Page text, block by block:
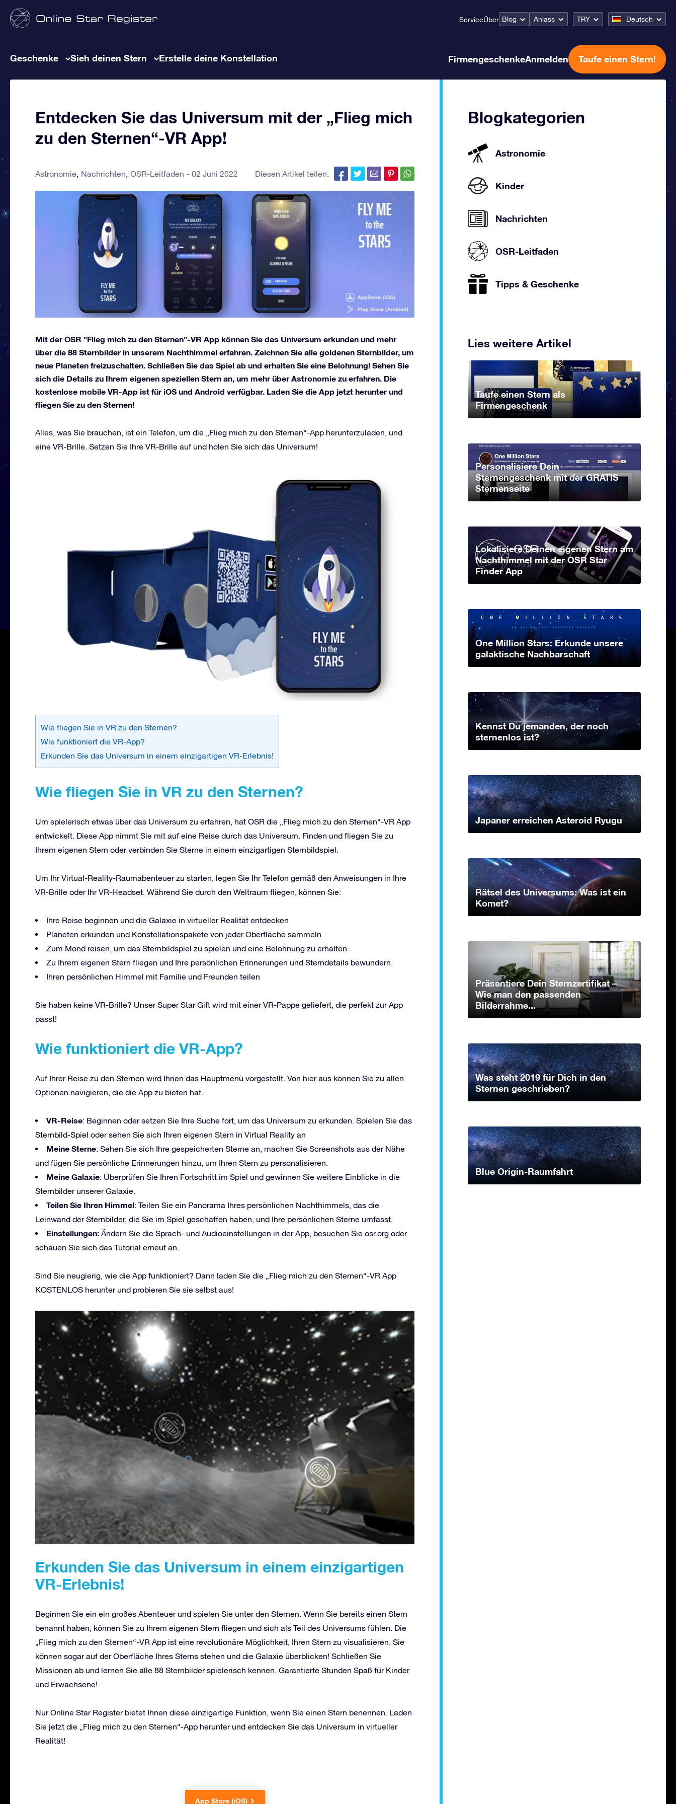
ServiceÜber Blog Anlass TRY Deutsch
Geschenke Sieh deinen Stern Erstelle deine Konstellation FirmengeschenkeAnmelden Taufe einen Stern!
Entdecken Sie das Universum mit der „Flieg mich
zu den Sternen“-VR App!
Astronomie Nachrichten OSR-Leitfaden 02 Juni 2022 Diesen Artikel teilen:
Mit der OSR "Flieg mich zu den Sternen"-VR App können Sie das Universum erkunden und mehr
über die 88 Sternbilder in unserem Nachthimmel erfahren. Zeichnen Sie alle goldenen Sternbilder, um
neue Planeten freizuschalten. Schließen Sie das Spiel ab und erhalten Sie eine Belohnung! Sehen Sie
sich die Details zu Ihrem eigenen speziellen Stern an, um mehr über Astronomie zu erfahren. Die
kostenlose mobile VR-App ist für iOS und Android verfügbar. Laden Sie die App jetzt herunter und
fliegen Sie zu den Sternen!
Alles, was Sie brauchen, ist ein Telefon, um die „Flieg mich zu den Sternen“-App herunterzuladen, und
eine VR-Brille. Setzen Sie Ihre VR-Brille auf und holen Sie sich das Universum!
Wie fliegen Sie in VR zu den Sternen?
Wie funktioniert die VR-App?
Erkunden Sie das Universum in einem einzigartigen VR-Erlebnis!
Wie fliegen Sie in VR zu den Sternen?
Um spielerisch etwas über das Universum zu erfahren, hat OSR die „Flieg mich zu den Sternen“-VR App
entwickelt. Diese App nimmt Sie mit auf eine Reise durch das Universum. Finden und fliegen Sie zu
Ihrem eigenen Stern oder verbinden Sie Sterne in einem einzigartigen Sternbildspiel.
Um Ihr Virtual-Reality-Raumabenteuer zu starten, legen Sie Ihr Telefon gemäß den Anweisungen in Ihre
VR-Brille oder Ihr VR-Headset. Während Sie durch den Weltraum fliegen, können Sie:
Ihre Reise beginnen und die Galaxie in virtueller Realität entdecken
Planeten erkunden und Konstellationspakete von jeder Oberfläche sammeln
Zum Mond reisen, um das Sternbildspiel zu spielen und eine Belohnung zu erhalten
Zu Ihrem eigenen Stern fliegen und Ihre persönlichen Erinnerungen und Sterndetails bewundern.
Ihren persönlichen Himmel mit Familie und Freunden teilen
Sie haben keine VR-Brille? Unser Super Star Gift wird mit einer VR-Pappe geliefert, die perfekt zur App
passt!
Wie funktioniert die VR-App?
Auf Ihrer Reise zu den Sternen wird Ihnen das Hauptmenü vorgestellt. Von hier aus können Sie zu allen
Optionen navigieren, die die App zu bieten hat.
VR-Reise: Beginnen oder setzen Sie Ihre Suche fort, um das Universum zu erkunden. Spielen Sie das
Sternbild-Spiel oder sehen Sie sich Ihren eigenen Stern in Virtual Reality an
Meine Sterne: Sehen Sie sich Ihre gespeicherten Sterne an, machen Sie Screenshots aus der Nähe
und fügen Sie persönliche Erinnerungen hinzu, um Ihren Stern zu personalisieren.
Meine Galaxie: Überprüfen Sie Ihren Fortschritt im Spiel und gewinnen Sie weitere Einblicke in die
Sternbilder unserer Galaxie.
Teilen Sie Ihren Himmel: Teilen Sie ein Panorama Ihres persönlichen Nachthimmels, das die
Leinwand der Sternbilder, die Sie im Spiel geschaffen haben, und Ihre persönlichen Sterne umfasst.
Einstellungen: Ändern Sie die Sprach- und Audioeinstellungen in der App, besuchen Sie osr.org oder
schauen Sie sich das Tutorial erneut an.
Sind Sie neugierig, wie die App funktioniert? Dann laden Sie die „Flieg mich zu den Sternen“-VR App
KOSTENLOS herunter und probieren Sie sie selbst aus!
Erkunden Sie das Universum in einem einzigartigen
VR-Erlebnis!
Beginnen Sie ein ein großes Abenteuer und spielen Sie unter den Sternen. Wenn Sie bereits einen Stern
benannt haben, können Sie zu Ihrem eigenen Stern fliegen und sich als Teil des Universums fühlen. Die
„Flieg mich zu den Sternen“-VR App ist eine revolutionäre Möglichkeit, Ihren Stern zu visualisieren. Sie
können sogar auf der Oberfläche Ihres Sterns stehen und die Galaxie überblicken! Schließen Sie
Missionen ab und lernen Sie alle 88 Sternbilder spielerisch kennen. Garantierte Stunden Spaß für Kinder
und Erwachsene!
Nur Online Star Register bietet Ihnen diese einzigartige Funktion, wenn Sie einen Stern benennen. Laden
Sie jetzt die „Flieg mich zu den Sternen“-App herunter und entdecken Sie das Universum in virtueller
Realität!
App Store (iOS)
Blogkategorien
Astronomie
Kinder
Nachrichten
OSR-Leitfaden
Tipps & Geschenke
Lies weitere Artikel
Taufe einen Stern als
Firmengeschenk
Personalisiere Dein
Sternengeschenk mit der GRATIS
Sternenseite
Lokalisiere Deinen eigenen Stern am
Nachthimmel mit der OSR Star
Finder App
One Million Stars: Erkunde unsere
galaktische Nachbarschaft
Kennst Du jemanden, der noch
sternenlos ist?
Japaner erreichen Asteroid Ryugu
Rätsel des Universums: Was ist ein
Komet?
Präsentiere Dein Sternzertifikat –
Wie man den passenden
Bilderrahme...
Was steht 2019 für Dich in den
Sternen geschrieben?
Blue Origin-Raumfahrt